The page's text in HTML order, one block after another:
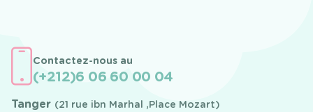
Contactez-nous au
(+212)6 06 60 00 04
Tanger (21 rue ibn Marhal ,Place Mozart)